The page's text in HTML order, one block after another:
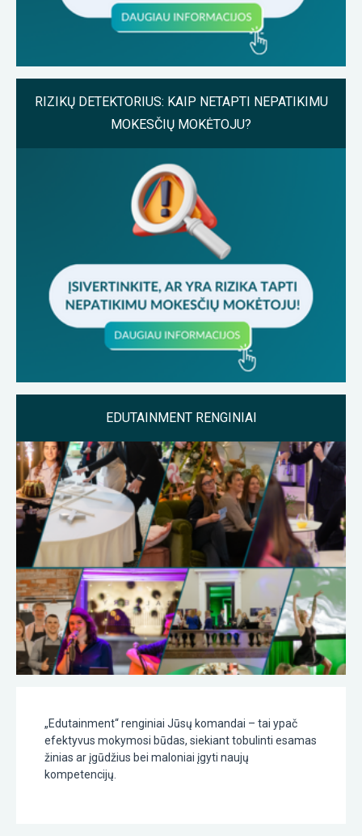
RIZIKŲ DETEKTORIUS: KAIP NETAPTI NEPATIKIMU
MOKESČIŲ MOKĖTOJU?
EDUTAINMENT RENGINIAI
„Edutainment“ renginiai Jūsų komandai – tai ypač
efektyvus mokymosi būdas, siekiant tobulinti esamas
žinias ar įgūdžius bei maloniai įgyti naujų
kompetencijų.